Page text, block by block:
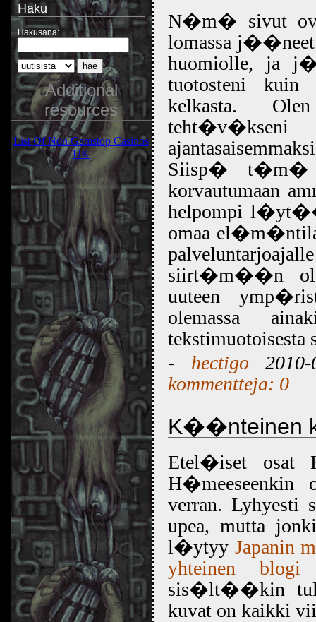
Haku
Hakusana:
N�m� sivut
lomassa
huomiolle, ja
tuotosteni kuin
kelkasta.
Siisp� t�m�
korvautumaan
helpompi l�yt��
omaa
siirt�m��n
uuteen
olemassa
- hectigo2010-
kommentteja: 0
K��nteinen
Etel�iset osat
verran.
upea, mutta
l�ytyy Japanin
yhteinen blogi
sis�lt��kin
kuvat on kaikki
Additional
resources
List Of Non Gamstop Casinos
UK